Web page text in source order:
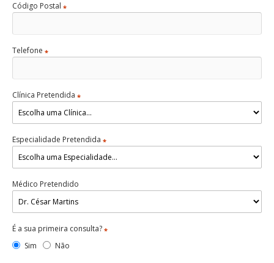
Código Postal *
Telefone *
Clínica Pretendida *
Especialidade Pretendida *
Médico Pretendido
É a sua primeira consulta? *
Sim Não